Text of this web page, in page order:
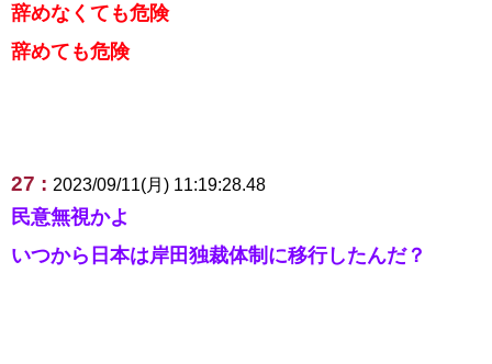
辞めなくても危険
辞めても危険
27 : 2023/09/11(月) 11:19:28.48
民意無視かよ
いつから日本は岸田独裁体制に移行したんだ？